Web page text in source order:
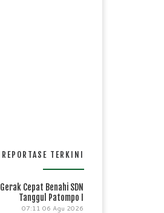
REPORTASE TERKINI
Gerak Cepat Benahi SDN
Tanggul Patompo I
07:11 06 Agu 2026